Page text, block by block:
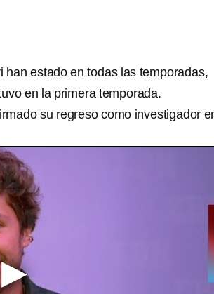
han estado en todas las temporadas,
en la primera temporada.
su regreso como investigador